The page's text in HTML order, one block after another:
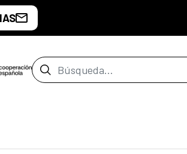
Barra de búsqueda